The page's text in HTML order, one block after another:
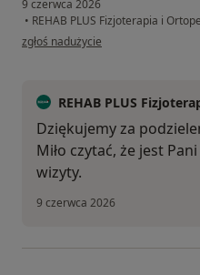
9 czerwca 2026
• REHAB PLUS Fizjoterapia i
w opinii użytkownika Jolanta
zgłoś nadużycie
REHAB PLUS
Dziękujemy za
Miło czytać, że jest
wizyty.
9 czerwca 2026